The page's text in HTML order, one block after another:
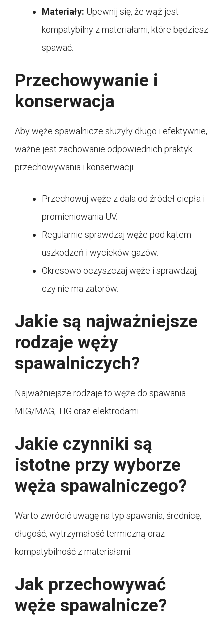
Materiały: Upewnij się, że wąż jest
kompatybilny z materiałami, które będziesz
spawać.
Przechowywanie i
konserwacja
Aby węże spawalnicze służyły długo i efektywnie,
ważne jest zachowanie odpowiednich praktyk
przechowywania i konserwacji:
Przechowuj węże z dala od źródeł ciepła i
promieniowania UV.
Regularnie sprawdzaj węże pod kątem
uszkodzeń i wycieków gazów.
Okresowo oczyszczaj węże i sprawdzaj,
czy nie ma zatorów.
Jakie są najważniejsze
rodzaje węży
spawalniczych?
Najważniejsze rodzaje to węże do spawania
MIG/MAG, TIG oraz elektrodami.
Jakie czynniki są
istotne przy wyborze
węża spawalniczego?
Warto zwrócić uwagę na typ spawania, średnicę,
długość, wytrzymałość termiczną oraz
kompatybilność z materiałami.
Jak przechowywać
węże spawalnicze?